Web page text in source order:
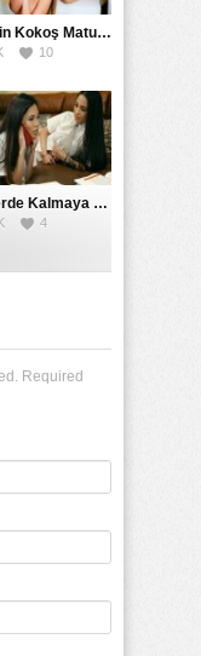
Annesinin Kokoş Mature Arkadaşı Tarafından Saksoya Uğradı
10
Merve’lerde Kalmaya Gelen Liseli Kız Fanteziyi Dibine Verdirdi
4
Required